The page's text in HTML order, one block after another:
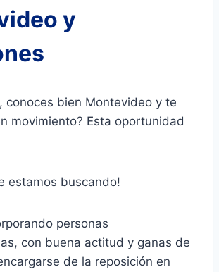
y
conoces bien Montevideo y te
movimiento? Esta oportunidad
estamos buscando!
personas
con buena actitud y ganas de
de la reposición en